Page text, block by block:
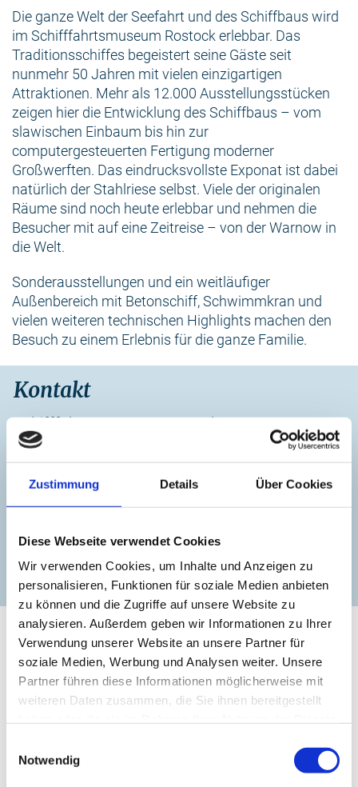
Zustimmung Details Über Cookies
Diese Webseite verwendet Cookies
Wir verwenden Cookies, um Inhalte und Anzeigen zu
personalisieren, Funktionen für soziale Medien anbieten
zu können und die Zugriffe auf unsere Website zu
analysieren. Außerdem geben wir Informationen zu Ihrer
Verwendung unserer Website an unsere Partner für
soziale Medien, Werbung und Analysen weiter. Unsere
Partner führen diese Informationen möglicherweise mit
weiteren Daten zusammen, die Sie ihnen bereitgestellt
Notwendig
Die ganze Welt der Seefahrt und des Schiffbaus wird
im Schifffahrtsmuseum Rostock erlebbar. Das
Traditionsschiffes begeistert seine Gäste seit
nunmehr 50 Jahren mit vielen einzigartigen
Attraktionen. Mehr als 12.000 Ausstellungsstücken
zeigen hier die Entwicklung des Schiffbaus – vom
slawischen Einbaum bis hin zur
computergesteuerten Fertigung moderner
Großwerften. Das eindrucksvollste Exponat ist dabei
natürlich der Stahlriese selbst. Viele der originalen
Räume sind noch heute erlebbar und nehmen die
Besucher mit auf eine Zeitreise – von der Warnow in
die Welt.
Sonderausstellungen und ein weitläufiger
Außenbereich mit Betonschiff, Schwimmkran und
vielen weiteren technischen Highlights machen den
Besuch zu einem Erlebnis für die ganze Familie.
Kontakt
Schifffahrtsmuseum Rostock
+49 (0)381 12831364
info@schifffahrtsmuseum-rostock.de
zur Website